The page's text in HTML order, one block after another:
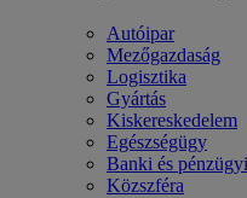
Autóipar
Mezőgazdaság
Logisztika
Gyártás
Kiskereskedelem
Egészségügy
Banki és
Közszféra